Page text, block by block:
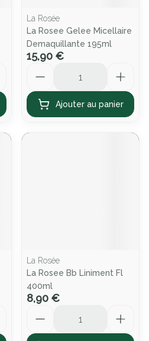
La Rosée
La Rosee Gelee Micellaire
Demaquillante 195ml
15,90 €
Ajouter au panier
La Rosée
La Rosee Bb Liniment Fl
400ml
8,90 €